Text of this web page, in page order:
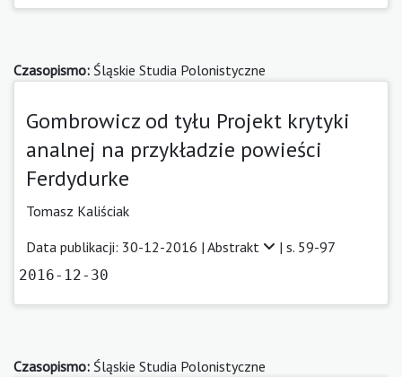
Czasopismo: Śląskie Studia Polonistyczne
Gombrowicz od tyłu Projekt krytyki
analnej na przykładzie powieści
Ferdydurke
Tomasz Kaliściak
Data publikacji: 30-12-2016 | Abstrakt | s. 59-97
2016-12-30
Czasopismo: Śląskie Studia Polonistyczne